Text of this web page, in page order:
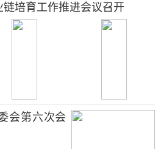
培育工作推进会议召开
会第六次会